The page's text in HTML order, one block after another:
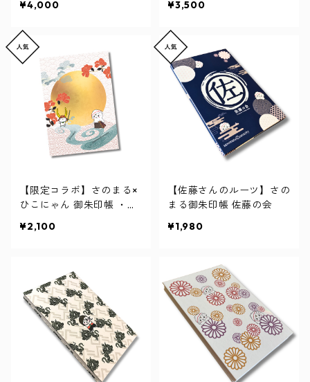
¥4,000
¥3,500
【限定コラボ】さのまる×
ひこにゃん 御朱印帳 ・満
¥2,100
【佐藤さんのルーツ】さの
まる御朱印帳 佐藤の会
¥1,980